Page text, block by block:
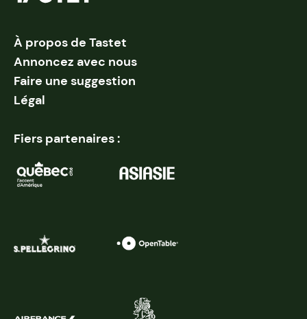
À propos de Tastet
Annoncez avec nous
Faire une suggestion
Légal
Fiers partenaires :